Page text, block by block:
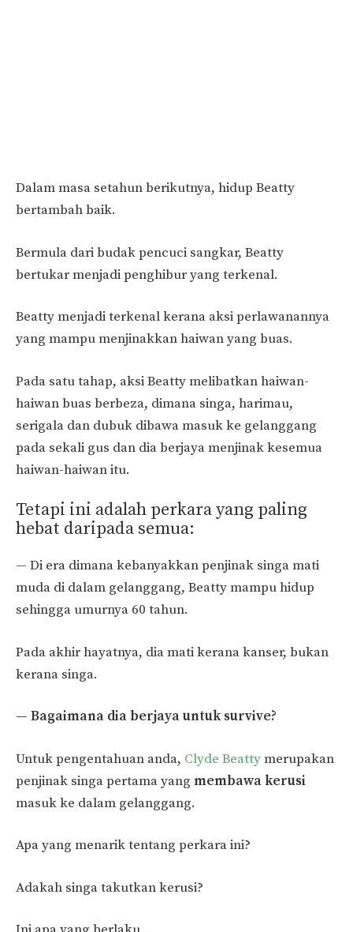
Dalam masa setahun berikutnya, hidup Beatty
bertambah baik.
Bermula dari budak pencuci sangkar, Beatty
bertukar menjadi penghibur yang terkenal.
Beatty menjadi terkenal kerana aksi perlawanannya
yang mampu menjinakkan haiwan yang buas.
Pada satu tahap, aksi Beatty melibatkan haiwan-
haiwan buas berbeza, dimana singa, harimau,
serigala dan dubuk dibawa masuk ke gelanggang
pada sekali gus dan dia berjaya menjinak kesemua
haiwan-haiwan itu.
Tetapi ini adalah perkara yang paling
hebat daripada semua:
— Di era dimana kebanyakkan penjinak singa mati
muda di dalam gelanggang, Beatty mampu hidup
sehingga umurnya 60 tahun.
Pada akhir hayatnya, dia mati kerana kanser, bukan
kerana singa.
— Bagaimana dia berjaya untuk survive?
Untuk pengentahuan anda, Clyde Beattymerupakan
penjinak singa pertama yang membawa kerusi
masuk ke dalam gelanggang.
Apa yang menarik tentang perkara ini?
Adakah singa takutkan kerusi?